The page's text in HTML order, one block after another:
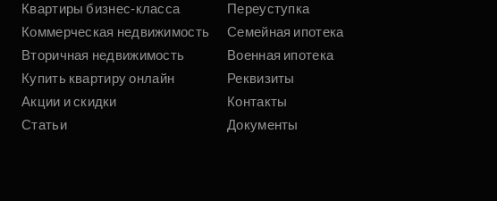
Квартиры бизнес-класса
Коммерческая недвижимость
Вторичная недвижимость
Купить квартиру онлайн
Акции и скидки
Статьи
Переуступка
Семейная ипотека
Военная ипотека
Реквизиты
Контакты
Документы